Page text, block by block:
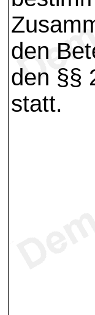
den
den §§
statt.